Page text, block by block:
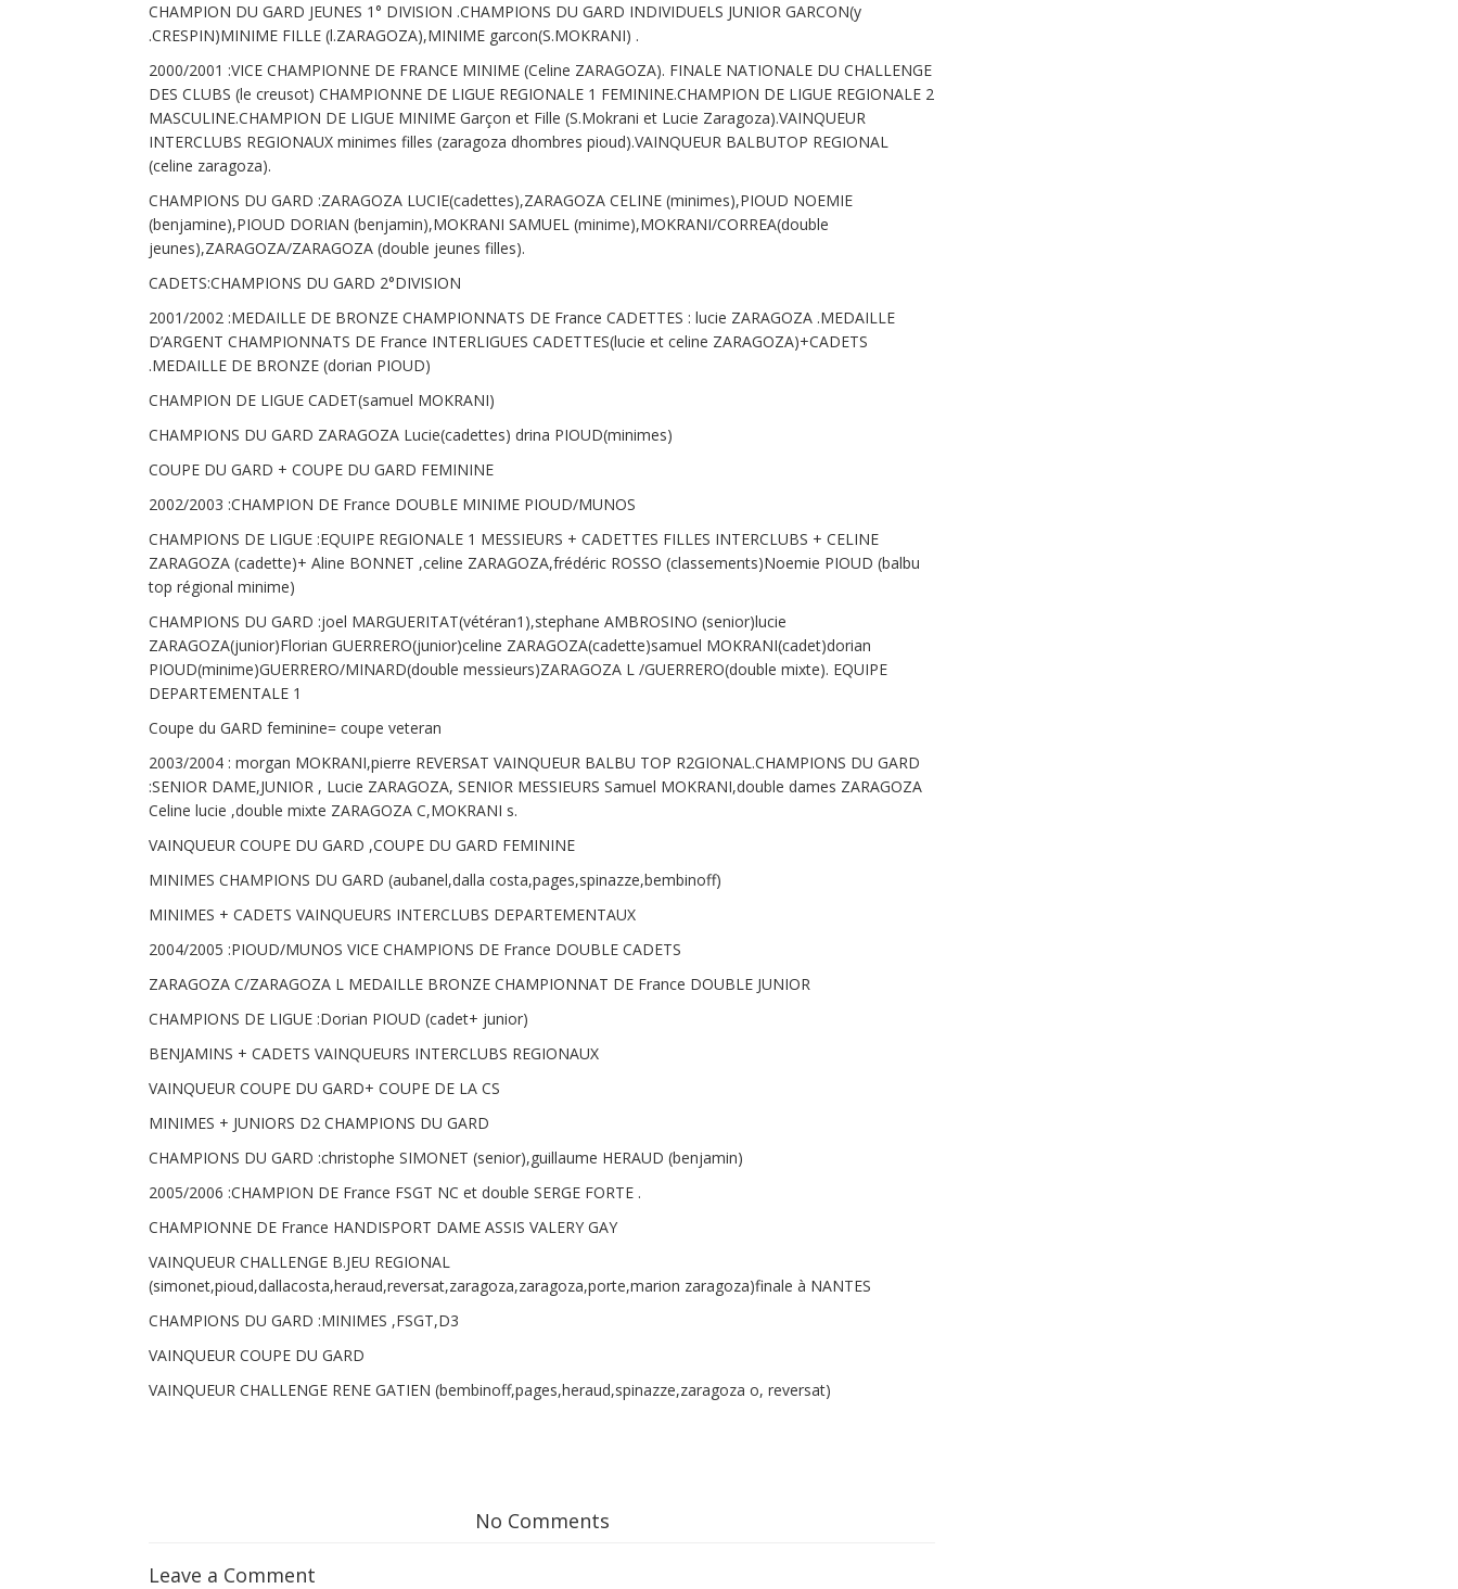
CHAMPION DU GARD JEUNES 1° DIVISION .CHAMPIONS DU GARD INDIVIDUELS JUNIOR GARCON(y
.CRESPIN)MINIME FILLE (l.ZARAGOZA),MINIME garcon(S.MOKRANI) .
2000/2001 :VICE CHAMPIONNE DE FRANCE MINIME (Celine ZARAGOZA). FINALE NATIONALE DU CHALLENGE
DES CLUBS (le creusot) CHAMPIONNE DE LIGUE REGIONALE 1 FEMININE.CHAMPION DE LIGUE REGIONALE 2
MASCULINE.CHAMPION DE LIGUE MINIME Garçon et Fille (S.Mokrani et Lucie Zaragoza).VAINQUEUR
INTERCLUBS REGIONAUX minimes filles (zaragoza dhombres pioud).VAINQUEUR BALBUTOP REGIONAL
(celine zaragoza).
CHAMPIONS DU GARD :ZARAGOZA LUCIE(cadettes),ZARAGOZA CELINE (minimes),PIOUD NOEMIE
(benjamine),PIOUD DORIAN (benjamin),MOKRANI SAMUEL (minime),MOKRANI/CORREA(double
jeunes),ZARAGOZA/ZARAGOZA (double jeunes filles).
CADETS:CHAMPIONS DU GARD 2°DIVISION
2001/2002 :MEDAILLE DE BRONZE CHAMPIONNATS DE France CADETTES : lucie ZARAGOZA .MEDAILLE
D’ARGENT CHAMPIONNATS DE France INTERLIGUES CADETTES(lucie et celine ZARAGOZA)+CADETS
.MEDAILLE DE BRONZE (dorian PIOUD)
CHAMPION DE LIGUE CADET(samuel MOKRANI)
CHAMPIONS DU GARD ZARAGOZA Lucie(cadettes) drina PIOUD(minimes)
COUPE DU GARD + COUPE DU GARD FEMININE
2002/2003 :CHAMPION DE France DOUBLE MINIME PIOUD/MUNOS
CHAMPIONS DE LIGUE :EQUIPE REGIONALE 1 MESSIEURS + CADETTES FILLES INTERCLUBS + CELINE
ZARAGOZA (cadette)+ Aline BONNET ,celine ZARAGOZA,frédéric ROSSO (classements)Noemie PIOUD (balbu
top régional minime)
CHAMPIONS DU GARD :joel MARGUERITAT(vétéran1),stephane AMBROSINO (senior)lucie
ZARAGOZA(junior)Florian GUERRERO(junior)celine ZARAGOZA(cadette)samuel MOKRANI(cadet)dorian
PIOUD(minime)GUERRERO/MINARD(double messieurs)ZARAGOZA L /GUERRERO(double mixte). EQUIPE
DEPARTEMENTALE 1
Coupe du GARD feminine= coupe veteran
2003/2004 : morgan MOKRANI,pierre REVERSAT VAINQUEUR BALBU TOP R2GIONAL.CHAMPIONS DU GARD
:SENIOR DAME,JUNIOR , Lucie ZARAGOZA, SENIOR MESSIEURS Samuel MOKRANI,double dames ZARAGOZA
Celine lucie ,double mixte ZARAGOZA C,MOKRANI s.
VAINQUEUR COUPE DU GARD ,COUPE DU GARD FEMININE
MINIMES CHAMPIONS DU GARD (aubanel,dalla costa,pages,spinazze,bembinoff)
MINIMES + CADETS VAINQUEURS INTERCLUBS DEPARTEMENTAUX
2004/2005 :PIOUD/MUNOS VICE CHAMPIONS DE France DOUBLE CADETS
ZARAGOZA C/ZARAGOZA L MEDAILLE BRONZE CHAMPIONNAT DE France DOUBLE JUNIOR
CHAMPIONS DE LIGUE :Dorian PIOUD (cadet+ junior)
BENJAMINS + CADETS VAINQUEURS INTERCLUBS REGIONAUX
VAINQUEUR COUPE DU GARD+ COUPE DE LA CS
MINIMES + JUNIORS D2 CHAMPIONS DU GARD
CHAMPIONS DU GARD :christophe SIMONET (senior),guillaume HERAUD (benjamin)
2005/2006 :CHAMPION DE France FSGT NC et double SERGE FORTE .
CHAMPIONNE DE France HANDISPORT DAME ASSIS VALERY GAY
VAINQUEUR CHALLENGE B.JEU REGIONAL
(simonet,pioud,dallacosta,heraud,reversat,zaragoza,zaragoza,porte,marion zaragoza)finale à NANTES
CHAMPIONS DU GARD :MINIMES ,FSGT,D3
VAINQUEUR COUPE DU GARD
VAINQUEUR CHALLENGE RENE GATIEN (bembinoff,pages,heraud,spinazze,zaragoza o, reversat)
No Comments
Leave a Comment